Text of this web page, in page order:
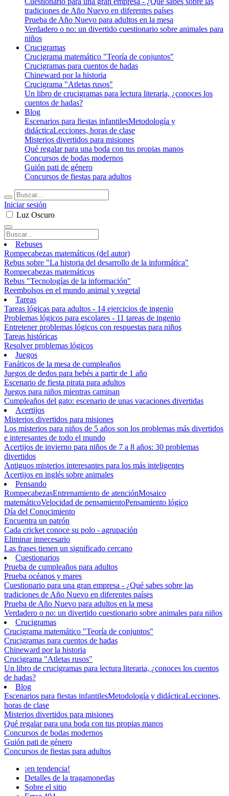
tradiciones de Año Nuevo en diferentes países
Prueba de Año Nuevo para adultos en la mesa
Verdadero o no: un divertido cuestionario sobre animales para
niños
Crucigramas
Crucigrama matemático "Teoría de conjuntos"
Crucigramas para cuentos de hadas
Chineward por la historia
Crucigrama "Atletas rusos"
Un libro de crucigramas para lectura literaria, ¿conoces los
cuentos de hadas?
Blog
Escenarios para fiestas infantilesMetodología y
didácticaLecciones, horas de clase
Misterios divertidos para misiones
Qué regalar para una boda con tus propias manos
Concursos de bodas modernos
Guión pati de género
Concursos de fiestas para adultos
Iniciar sesión
Luz Oscuro
Rebuses
Rompecabezas matemáticos (del autor)
Rebus sobre "La historia del desarrollo de la informática"
Rompecabezas matemáticos
Rebus "Tecnologías de la información"
Reembolsos en el mundo animal y vegetal
Tareas
Tareas lógicas para adultos - 14 ejercicios de ingenio
Problemas lógicos para escolares - 11 tareas de ingenio
Entretener problemas lógicos con respuestas para niños
Tareas históricas
Resolver problemas lógicos
Juegos
Fanáticos de la mesa de cumpleaños
Juegos de dedos para bebés a partir de 1 año
Escenario de fiesta pirata para adultos
Juegos para niños mientras caminan
Cumpleaños del gato: escenario de unas vacaciones divertidas
Acertijos
Misterios divertidos para misiones
Los misterios para niños de 5 años son los problemas más divertidos
e interesantes de todo el mundo
Acertijos de invierno para niños de 7 a 8 años: 30 problemas
divertidos
Antiguos misterios interesantes para los más inteligentes
Acertijos en inglés sobre animales
Pensando
RompecabezasEntrenamiento de atenciónMosaico
matemáticoVelocidad de pensamientoPensamiento lógico
Día del Conocimiento
Encuentra un patrón
Cada cricket conoce su polo - agrupación
Eliminar innecesario
Las frases tienen un significado cercano
Cuestionarios
Prueba de cumpleaños para adultos
Prueba océanos y mares
Cuestionario para una gran empresa - ¿Qué sabes sobre las
tradiciones de Año Nuevo en diferentes países
Prueba de Año Nuevo para adultos en la mesa
Verdadero o no: un divertido cuestionario sobre animales para niños
Crucigramas
Crucigrama matemático "Teoría de conjuntos"
Crucigramas para cuentos de hadas
Chineward por la historia
Crucigrama "Atletas rusos"
Un libro de crucigramas para lectura literaria, ¿conoces los cuentos
de hadas?
Blog
Escenarios para fiestas infantilesMetodología y didácticaLecciones,
horas de clase
Misterios divertidos para misiones
Qué regalar para una boda con tus propias manos
Concursos de bodas modernos
Guión pati de género
Concursos de fiestas para adultos
¡en tendencia!
Detalles de la tragamonedas
Sobre el sitio